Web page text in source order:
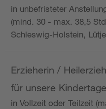
in unbefristeter
(mind. 30 - max. 38,5
Schleswig-Holstein,
Erzieherin /
für unsere
in Vollzeit oder Teilzeit